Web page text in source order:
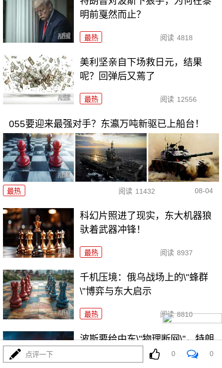
明前戛然而止？
最热 阅读 4818
美利坚亲自下场救日元，结果
呢？回弹后又蔫了
最热 阅读 12556
055要迎来最强对手？东瀛万吨新驱已上船台！
最热 阅读 11432 08-04
科幻片照进了现实，东大机器狼
驮着武器冲锋！
最热 阅读 8937
千机压境：俄乌战场上的\"蜂群
\"博弈与东大启示
最热 阅读 8810
波斯要给中东\"物理断网\"，特朗
点评一下 0 0